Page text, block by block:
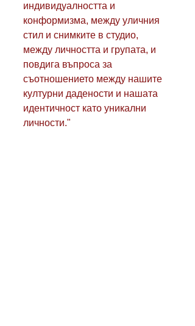
индивидуалността и
конформизма, между уличния
стил и снимките в студио,
между личността и групата, и
повдига въпроса за
съотношението между нашите
културни дадености и нашата
идентичност като уникални
личности."